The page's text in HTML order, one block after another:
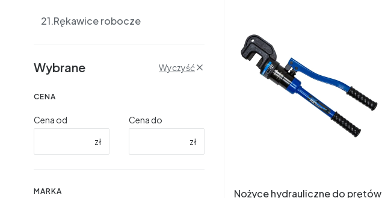
21.Rękawice robocze
Wybrane Wyczyść
CENA
Cena od
zł
Cena do
zł
MARKA
Nożyce hydrauliczne do prętów